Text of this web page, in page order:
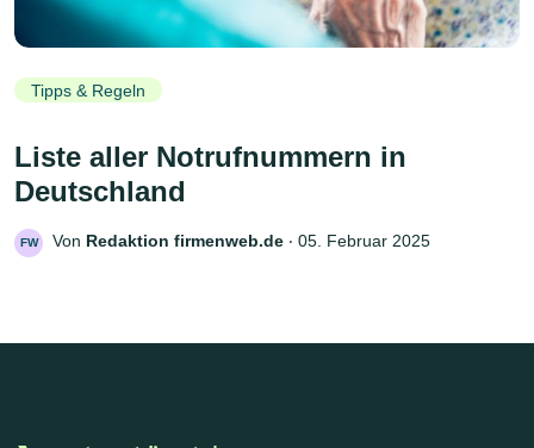
Tipps & Regeln
Liste aller Notrufnummern in
Deutschland
FW Von Redaktion firmenweb.de ‧ 05. Februar 2025